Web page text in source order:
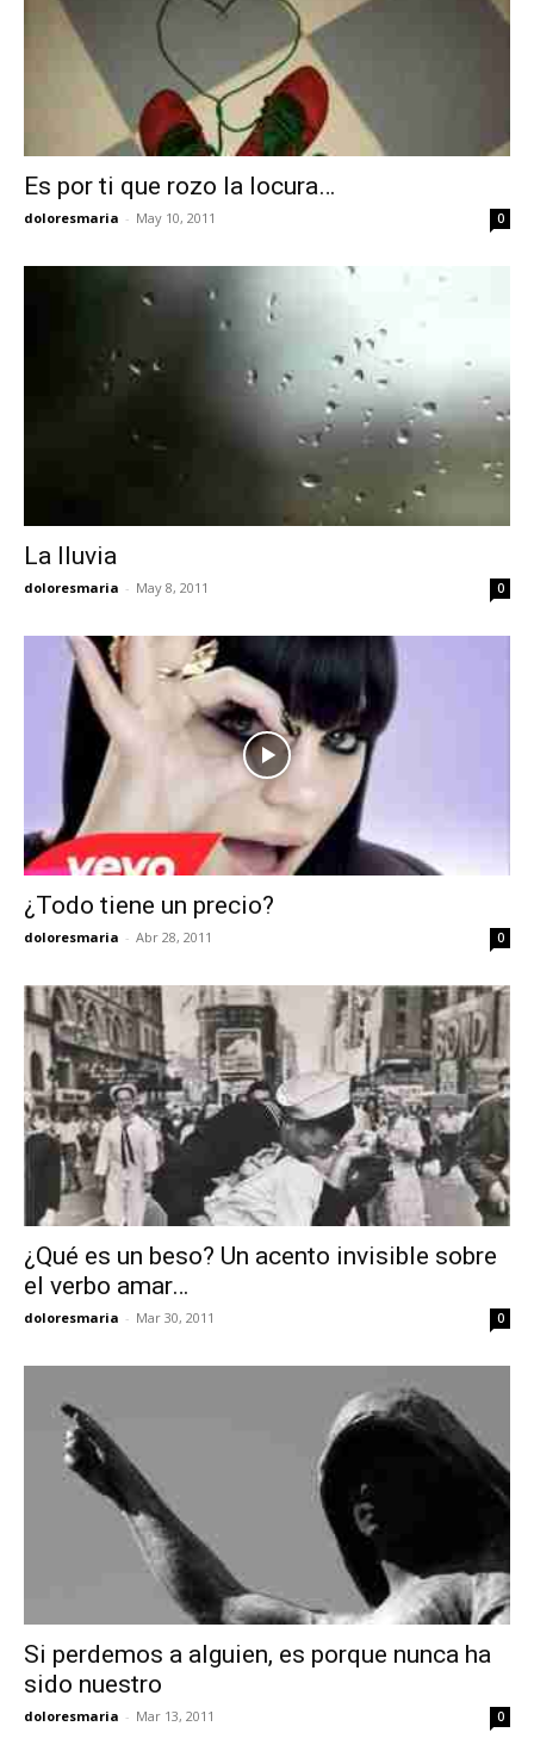
Es por ti que rozo la locura…
doloresmaria - May 10, 2011 0
La lluvia
doloresmaria - May 8, 2011 0
¿Todo tiene un precio?
doloresmaria - Abr 28, 2011 0
¿Qué es un beso? Un acento invisible sobre
el verbo amar…
doloresmaria - Mar 30, 2011 0
Si perdemos a alguien, es porque nunca ha
sido nuestro
doloresmaria - Mar 13, 2011 0